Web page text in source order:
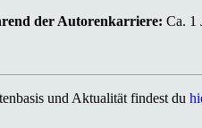
der Autorenkarriere: Ca. 1
und Aktualität findest du